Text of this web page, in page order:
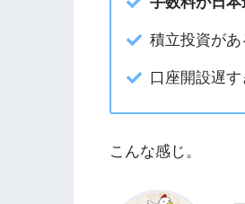
積立投資があ
口座開設遅す
こんな感じ。